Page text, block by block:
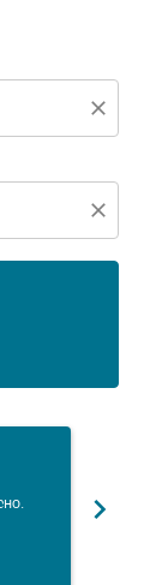
close
close
chevron_right